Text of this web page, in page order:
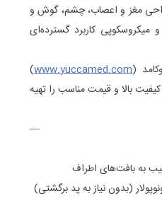
مغز و اعصاب، چشم، گوش و
کاربرد گسترده‌ای
(
www.yuccamed.com
)
بالا و قیمت مناسب را تهیه
—
به بافت‌های اطراف
(بدون نیاز به پد برگشتی)